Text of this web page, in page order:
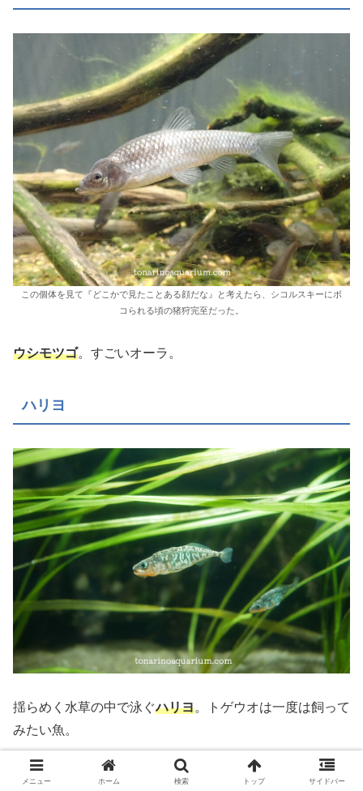
この個体を見て『どこかで見たことある顔だな』と考えたら、シコルスキーにボ
コられる頃の猪狩完至だった。
ウシモツゴ。すごいオーラ。
ハリヨ
揺らめく水草の中で泳ぐハリヨ。トゲウオは一度は飼って
みたい魚。
トゲウオ系は他にイトヨ、トミヨも完備。
メニュー ホーム 検索 トップ サイドバー